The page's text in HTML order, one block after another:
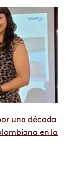
una década
en la